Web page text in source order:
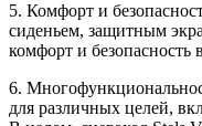
5. Комфорт и
сиденьем, защитным
комфорт и безопасность
6.
для различных целей,